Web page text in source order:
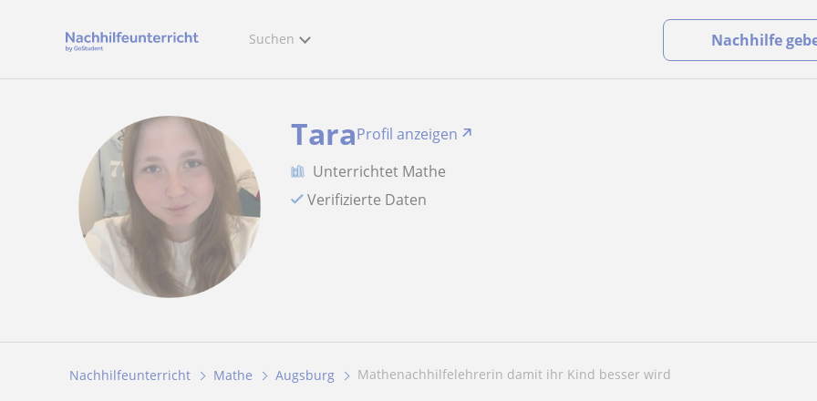
Suchen Nachhilfe
TaraProfil anzeigen
Unterrichtet Mathe
Verifizierte Daten
Nachhilfeunterricht Mathe Augsburg Mathenachhilfelehrerin damit ihr Kind besser wird